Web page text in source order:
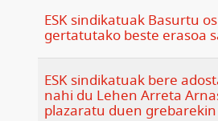
ESK sindikatuak Basurtu
gertatutako beste erasoa
ESK sindikatuak bere
nahi du Lehen Arreta
plazaratu duen grebarekin